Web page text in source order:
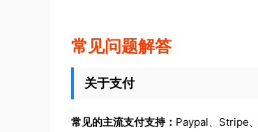
常见问题解答
关于支付
常见的主流支付支持： Paypal、Stripe